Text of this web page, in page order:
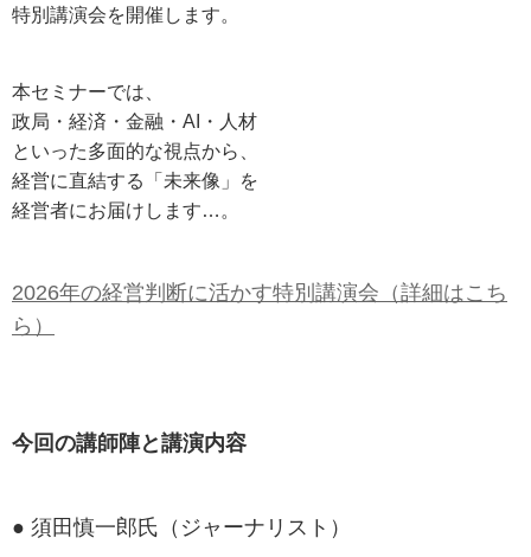
特別講演会を開催します。
本セミナーでは、
政局・経済・金融・AI・人材
といった多面的な視点から、
経営に直結する「未来像」を
経営者にお届けします…。
2026年の経営判断に活かす特別講演会（詳細はこち
ら）
今回の講師陣と講演内容
● 須田慎一郎氏（ジャーナリスト）